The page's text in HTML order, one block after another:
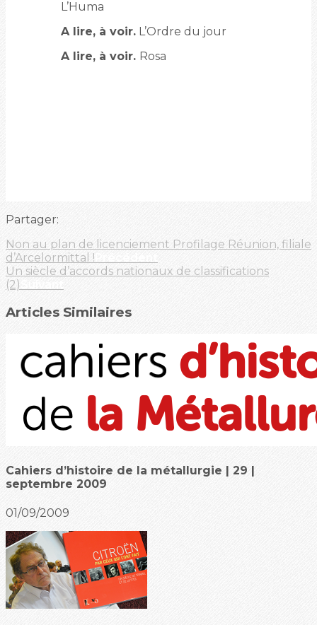
L’Huma
A lire, à voir.L’Ordre du jour
A lire, à voir. Rosa
Partager:
Non au plan de licenciement Profilage Réunion, filiale
d’Arcelormittal !
Un siècle d’accords nationaux de classifications
(2)
Articles Similaires
Cahiers d’histoire de la métallurgie | 29 |
septembre 2009
01/09/2009